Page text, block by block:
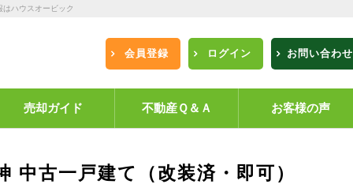
ハウスオービック
会員登録 ログイン お問い合わせ
売却ガイド 不動産Ｑ＆Ａ お客様の声
中古一戸建て（改装済・即可）